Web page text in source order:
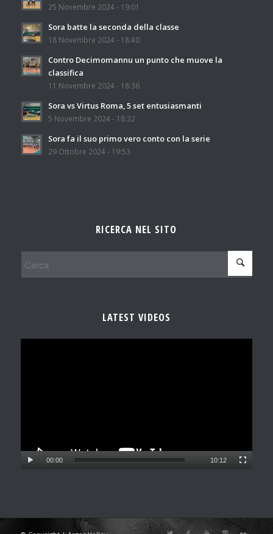
25 Novembre 2024 - 19:01
Sora batte la seconda della classe
18 Novembre 2024 - 18:40
Contro Decimomannu un punto che muove la
classifica
11 Novembre 2024 - 18:36
Sora vs Virtus Roma, 5 set entusiasmanti
5 Novembre 2024 - 18:32
Sora fa il suo primo vero conto con la serie
29 Ottobre 2024 - 19:53
RICERCA NEL SITO
LATEST VIDEOS
00:00 10:12